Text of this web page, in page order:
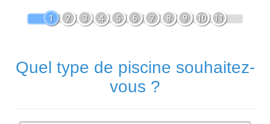
1 2 3 4 5 6 7 8 9 10 11
Quel type de piscine souhaitez-
vous ?